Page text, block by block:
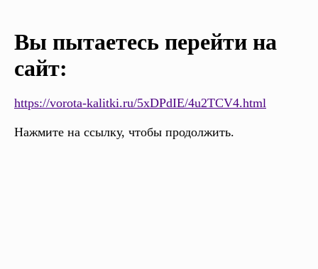
Вы пытаетесь перейти на
сайт:
https://vorota-kalitki.ru/5xDPdIE/4u2TCV4.html
Нажмите на ссылку, чтобы продолжить.